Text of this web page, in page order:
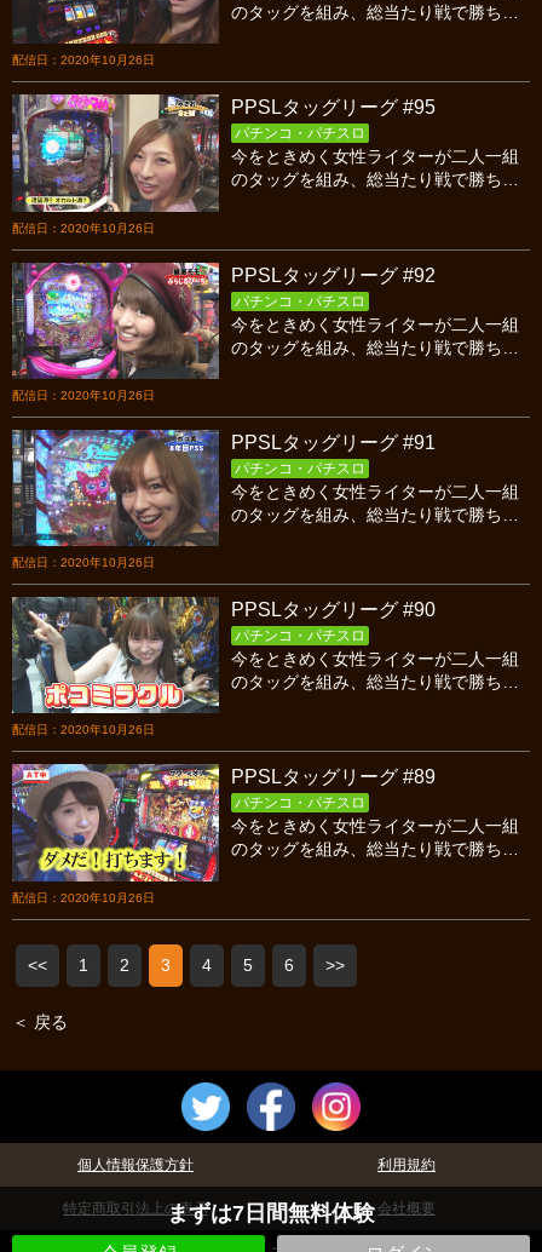
まずは7日間無料体験
配信日：2020年10月26日
のタッグを組み、総当たり戦で勝ち点
です！
配信日：2020年10月26日
PPSLタッグリーグ #95
パチンコ・パチスロ
今をときめく女性ライターが二人一組
のタッグを組み、総当たり戦で勝ち点
です！
配信日：2020年10月26日
PPSLタッグリーグ #92
パチンコ・パチスロ
今をときめく女性ライターが二人一組
のタッグを組み、総当たり戦で勝ち点
の後半戦です！
配信日：2020年10月26日
PPSLタッグリーグ #91
パチンコ・パチスロ
今をときめく女性ライターが二人一組
のタッグを組み、総当たり戦で勝ち点
の前半戦です！
配信日：2020年10月26日
PPSLタッグリーグ #90
パチンコ・パチスロ
今をときめく女性ライターが二人一組
のタッグを組み、総当たり戦で勝ち点
す！
配信日：2020年10月26日
PPSLタッグリーグ #89
パチンコ・パチスロ
今をときめく女性ライターが二人一組
のタッグを組み、総当たり戦で勝ち点
す！
<< 1 2 3 4 5 6 >>
＜ 戻る
個人情報保護方針 利用規約
特定商取引法上の表示 会社概要